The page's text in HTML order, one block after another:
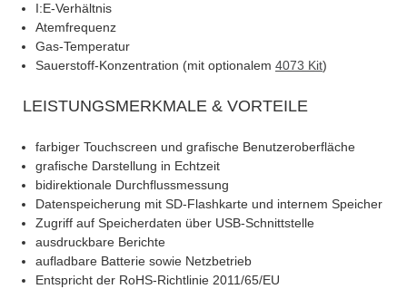
I:E-Verhältnis
Atemfrequenz
Gas-Temperatur
Sauerstoff-Konzentration (mit optionalem 4073 Kit)
LEISTUNGSMERKMALE & VORTEILE
farbiger Touchscreen und grafische Benutzeroberfläche
grafische Darstellung in Echtzeit
bidirektionale Durchflussmessung
Datenspeicherung mit SD-Flashkarte und internem Speicher
Zugriff auf Speicherdaten über USB-Schnittstelle
ausdruckbare Berichte
aufladbare Batterie sowie Netzbetrieb
Entspricht der RoHS-Richtlinie 2011/65/EU